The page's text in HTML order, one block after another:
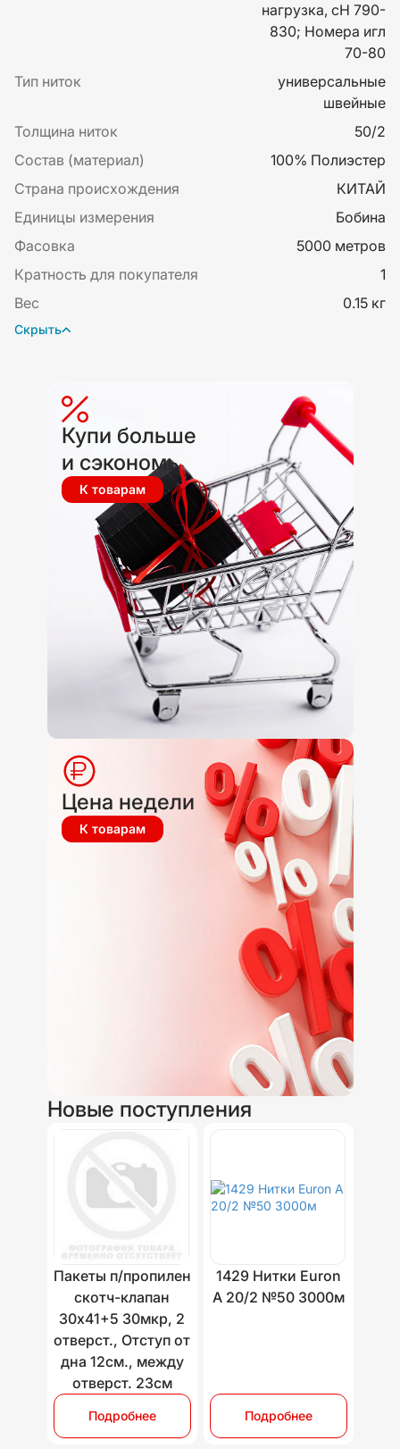
нагрузка, сН 790-
830; Номера игл
70-80
Тип ниток
универсальные
швейные
Толщина ниток
50/2
Состав (материал)
100% Полиэстер
Страна происхождения
КИТАЙ
Единицы измерения
Бобина
Фасовка
5000 метров
Кратность для покупателя
1
Вес
0.15 кг
Скрыть
Купи больше
и сэкономь
К товарам
Цена недели
К товарам
Новые поступления
Пакеты п/пропилен
скотч-клапан
30х41+5 30мкр, 2
отверст., Отступ от
дна 12см., между
отверст. 23см
Подробнее
1429 Нитки Euron
A 20/2 №50 3000м
Подробнее